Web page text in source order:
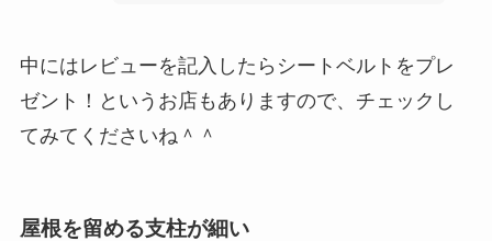
中にはレビューを記入したらシートベルトをプレ
ゼント！というお店もありますので、チェックし
てみてくださいね＾＾
屋根を留める支柱が細い